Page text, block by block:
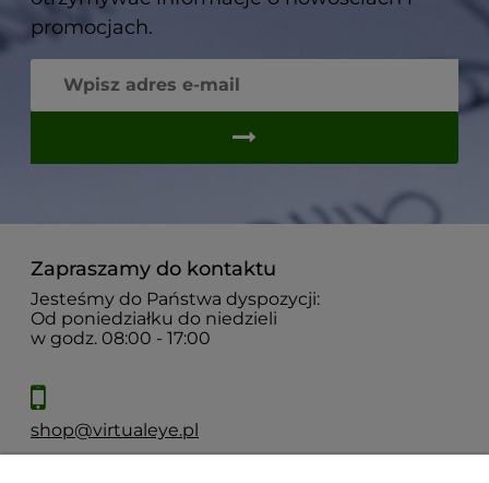
promocjach.
Zapraszamy do kontaktu
Jesteśmy do Państwa dyspozycji:
Od poniedziałku do niedzieli
w godz. 08:00 - 17:00
shop@virtualeye.pl